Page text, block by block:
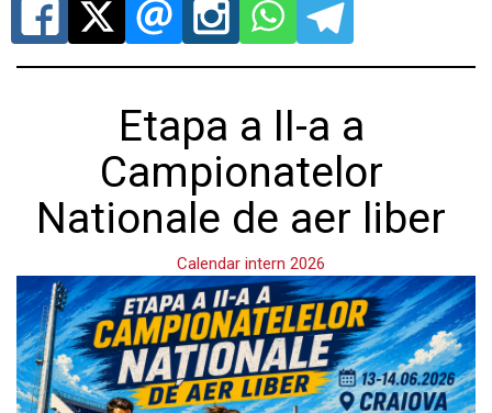
Etapa a II-a a
Campionatelor
Nationale de aer liber
Calendar intern 2026